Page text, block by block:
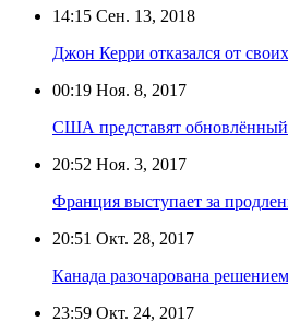
14:15 Сен. 13, 2018
Джон Керри отказался от
00:19 Ноя. 8, 2017
США представят
20:52 Ноя. 3, 2017
Франция выступает за
20:51 Окт. 28, 2017
Канада разочарована
23:59 Окт. 24, 2017